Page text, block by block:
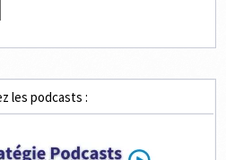
les podcasts :